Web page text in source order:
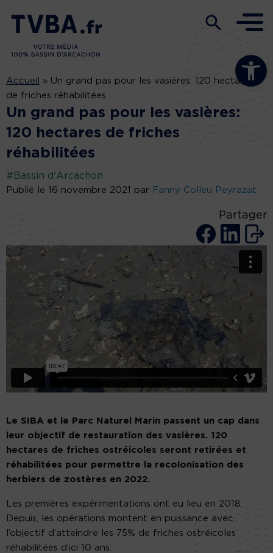
Ouvrir la
Accueil » Un grand pas pour les vasières: 120 hectares
de friches réhabilitées
Un grand pas pour les vasières:
120 hectares de friches
réhabilitées
#Bassin d'Arcachon
Publié le 16 novembre 2021 par Fanny Colleu Peyrazat
Partager
Le SIBA et le Parc Naturel Marin passent un cap dans
leur objectif de restauration des vasières. 120
hectares de friches ostréicoles seront retirées et
réhabilitées pour permettre la recolonisation des
herbiers de zostères en 2022.
Les premières expérimentations ont eu lieu en 2018.
Depuis, les opérations montent en puissance avec
l’objectif d’atteindre les 75% de friches ostréicoles
réhabilitées d’ici 10 ans.